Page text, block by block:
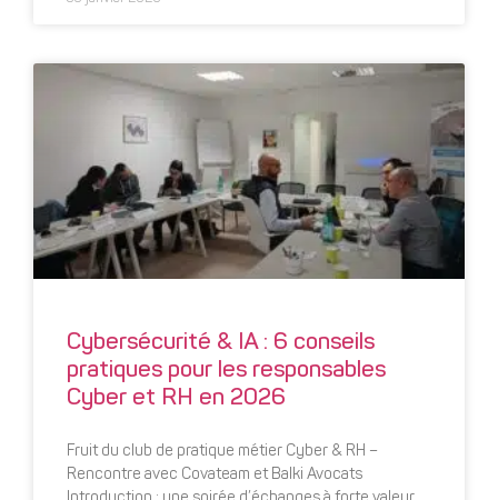
Cybersécurité & IA : 6 conseils
pratiques pour les responsables
Cyber et RH en 2026
Fruit du club de pratique métier Cyber & RH –
Rencontre avec Covateam et Balki Avocats